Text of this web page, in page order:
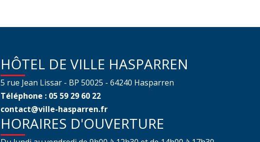
HÔTEL DE VILLE HASPARREN
5 rue Jean Lissar - BP 50025 - 64240 Hasparren
Téléphone : 05 59 29 60 22
contact@ville-hasparren.fr
HORAIRES D'OUVERTURE